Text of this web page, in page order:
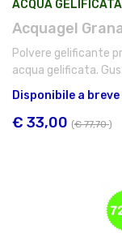
ACQUA GELIFICATA
Acquagel
Polvere gelificante
acqua gelificata.
Disponibile a breve
€ 33,00 (€ 77,70)